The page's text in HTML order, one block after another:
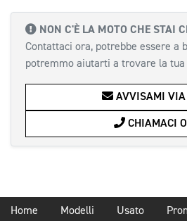
NON C'È LA MOTO CHE STAI
Contattaci ora, potrebbe essere a
potremmo aiutarti a trovare la tua
AVVISAMI
CHIAMACI
Home Modelli Usato